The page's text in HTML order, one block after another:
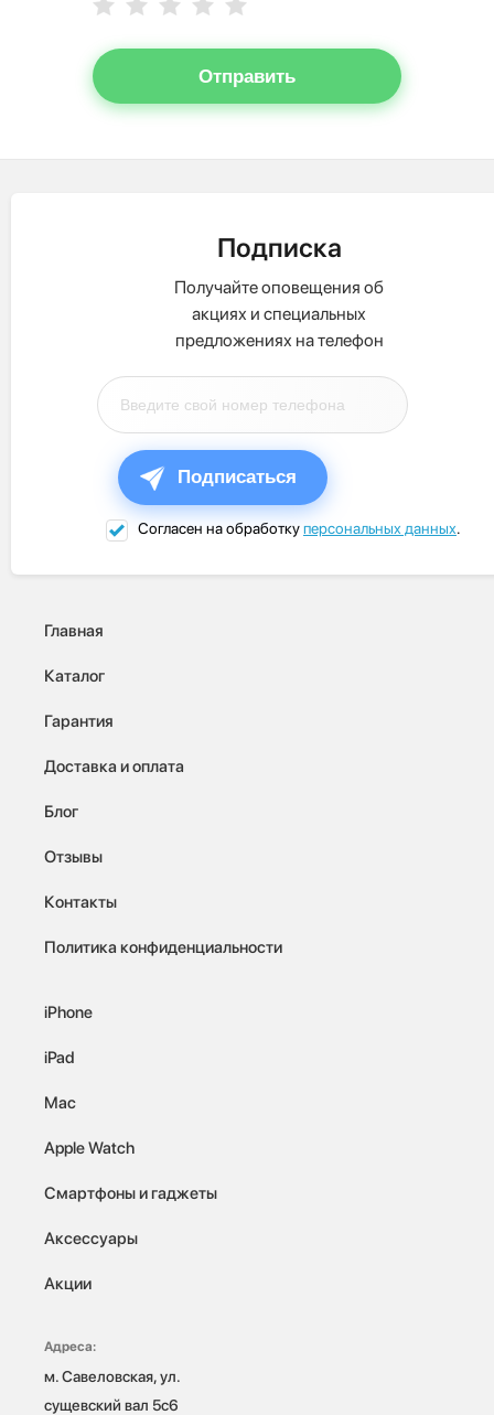
Отправить
Подписка
Получайте оповещения об
акциях и специальных
предложениях на телефон
Подписаться
Согласен на обработкуперсональных данных.
Главная
Каталог
Гарантия
Доставка и оплата
Блог
Отзывы
Контакты
Политика конфиденциальности
iPhone
iPad
Mac
Apple Watch
Смартфоны и гаджеты
Аксессуары
Акции
Адреса:
м. Савеловская, ул.
сущевский вал 5с6